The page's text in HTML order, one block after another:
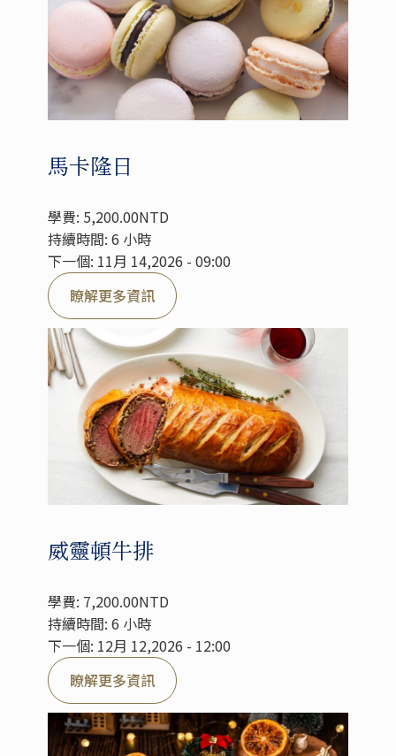
馬卡隆日
學費: 5,200.00NTD
持續時間: 6 小時
下一個: 11月 14,2026 - 09:00
瞭解更多資訊
威靈頓牛排
學費: 7,200.00NTD
持續時間: 6 小時
下一個: 12月 12,2026 - 12:00
瞭解更多資訊